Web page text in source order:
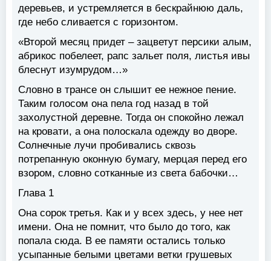
деревьев, и устремляется в бескрайнюю даль,
где небо сливается с горизонтом.
«Второй месяц придет – зацветут персики алым,
абрикос побелеет, рапс зальет поля, листья ивы
блеснут изумрудом…»
Словно в трансе он слышит ее нежное пение.
Таким голосом она пела год назад в той
захолустной деревне. Тогда он спокойно лежал
на кровати, а она полоскала одежду во дворе.
Солнечные лучи пробивались сквозь
потрепанную оконную бумагу, мерцая перед его
взором, словно сотканные из света бабочки…
Глава 1
Она сорок третья. Как и у всех здесь, у нее нет
имени. Она не помнит, что было до того, как
попала сюда. В ее памяти остались только
усыпанные белыми цветами ветки грушевых